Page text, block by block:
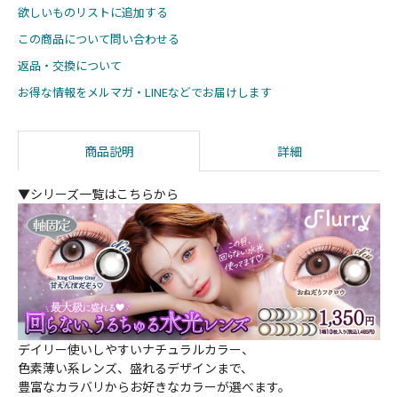
欲しいものリストに追加する
この商品について問い合わせる
返品・交換について
お得な情報をメルマガ・LINEなどでお届けします
商品説明 詳細
▼シリーズ一覧はこちらから
デイリー使いしやすいナチュラルカラー、
色素薄い系レンズ、盛れるデザインまで、
豊富なカラバリからお好きなカラーが選べます。